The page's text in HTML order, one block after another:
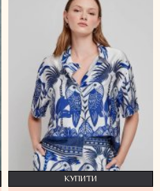
КУПИТИ